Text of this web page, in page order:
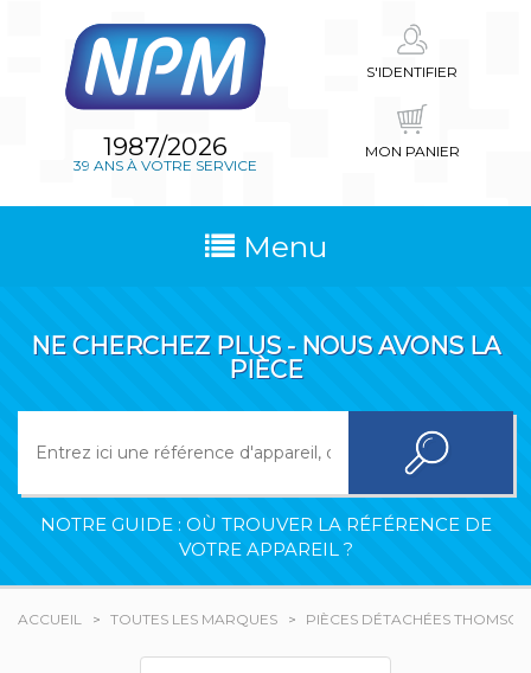
1987/2026
39 ANS À VOTRE SERVICE
S'IDENTIFIER
MON PANIER
Menu
NE CHERCHEZ PLUS - NOUS AVONS LA
PIÈCE
NOTRE GUIDE : OÙ TROUVER LA RÉFÉRENCE DE
VOTRE APPAREIL ?
ACCUEIL TOUTES LES MARQUES PIÈCES DÉTACHÉES THOMSON